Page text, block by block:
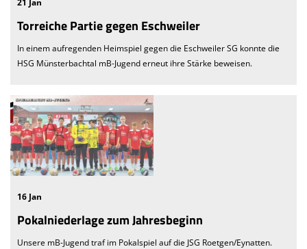
21 Jan
Torreiche Partie gegen Eschweiler
In einem aufregenden Heimspiel gegen die Eschweiler SG konnte die
HSG Münsterbachtal mB-Jugend erneut ihre Stärke beweisen.
16 Jan
Pokalniederlage zum Jahresbeginn
Unsere mB-Jugend traf im Pokalspiel auf die JSG Roetgen/Eynatten.